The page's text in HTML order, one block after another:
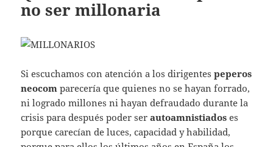
no ser millonaria
Si escuchamos con atención a los dirigentes peperos
neocom parecería que quienes no se hayan forrado,
ni logrado millones ni hayan defraudado durante la
crisis para después poder serautoamnistiados es
porque carecían de luces, capacidad y habilidad,